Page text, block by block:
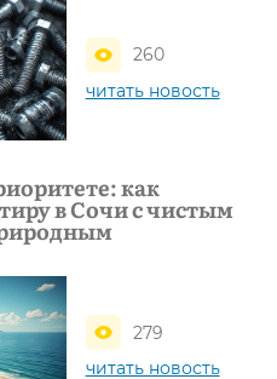
260
читать новость
как
в Сочи с чистым
279
читать новость